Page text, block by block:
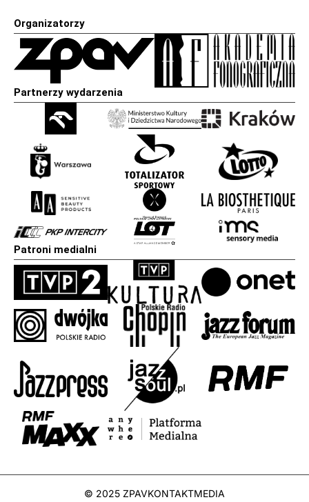
Organizatorzy
Partnerzy wydarzenia
Patroni medialni
© 2025 ZPAVKONTAKTMEDIA